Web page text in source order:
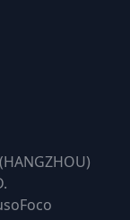
Foco